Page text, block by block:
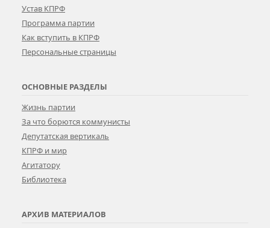
Устав КПРФ
Программа партии
Как вступить в КПРФ
Персональные страницы
ОСНОВНЫЕ РАЗДЕЛЫ
Жизнь партии
За что борются коммунисты
Депутатская вертикаль
КПРФ и мир
Агитатору
Библиотека
АРХИВ МАТЕРИАЛОВ